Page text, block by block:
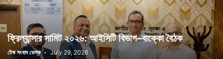
ফ্রিল্যান্সার সামিট ২০২৬: আইসিটি বিভাগ–বাক্কো বৈঠক
টেক সংবাদ ডেস্ক - July 29, 2026